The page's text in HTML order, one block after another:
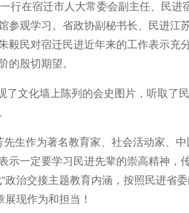
行在宿迁市人大常委会副主任、民进
参观学习。省政协副秘书长、民进江
毅民对宿迁民进近年来的工作表示充
的殷切期望。
文化墙上陈列的会史图片，听取了
生作为著名教育家、社会活动家、
示一定要学习民进先辈的崇高精神，
政治交接主题教育内涵，按照民进省
现作为和担当！